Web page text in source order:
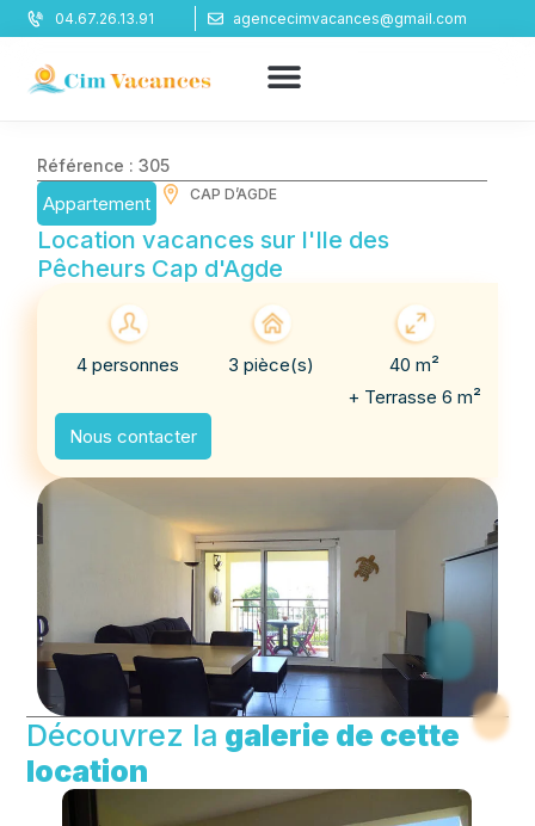
Panneau de gestion des cookies
04.67.26.13.91 agencecimvacances@gmail.com
Découvrez la galerie de cette
location
Référence : 305
Appartement CAP D’AGDE
Location vacances sur l'Ile des
Pêcheurs Cap d'Agde
4 personnes 3 pièce(s)
40 m²
+ Terrasse 6 m²
Nous contacter